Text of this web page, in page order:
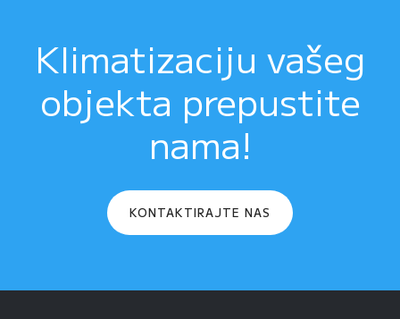
Klimatizaciju vašeg
objekta prepustite
nama!
KONTAKTIRAJTE NAS